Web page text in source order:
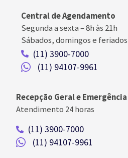
Central de Agendamento
Segunda a sexta –8h às 21h
Sábados, domingos e feriados
(11) 3900-7000
(11) 94107-9961
Recepção Geral e Emergência
Atendimento 24 horas
(11) 3900-7000
(11) 94107-9961